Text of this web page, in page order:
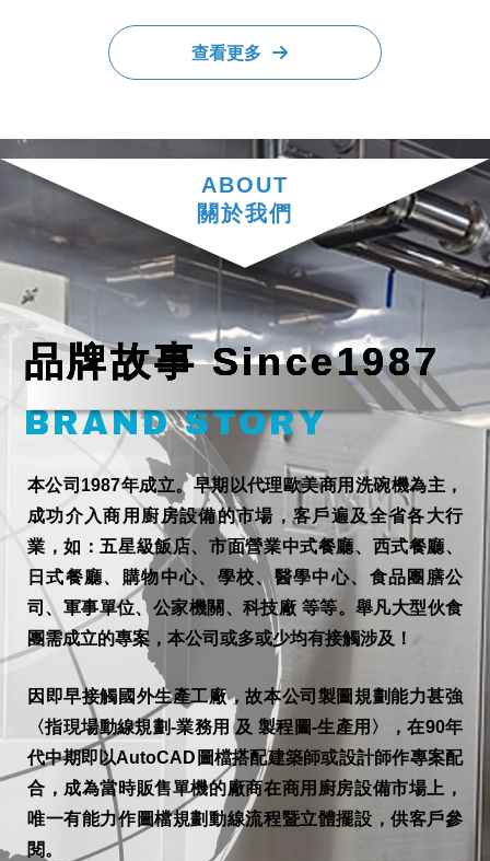
查看更多
商用洗碗機
台北商用洗碗機
大同區商用洗碗機
中正區商用洗碗機
ABOUT
關於我們
品牌故事 Since1987
BRAND STORY
本公司1987年成立。早期以代理歐美商用洗碗機為主，
成功介入商用廚房設備的市場，客戶遍及全省各大行
業，如：五星級飯店、市面營業中式餐廳、西式餐廳、
日式餐廳、購物中心、學校、醫學中心、食品團膳公
司、軍事單位、公家機關、科技廠 等等。舉凡大型伙食
團需成立的專案，本公司或多或少均有接觸涉及！
因即早接觸國外生產工廠，故本公司製圖規劃能力甚強
〈指現場動線規劃-業務用 及 製程圖-生產用〉，在90年
代中期即以AutoCAD圖檔搭配建築師或設計師作專案配
合，成為當時販售單機的廠商在商用廚房設備市場上，
唯一有能力作圖檔規劃動線流程暨立體擺設，供客戶參
閱。